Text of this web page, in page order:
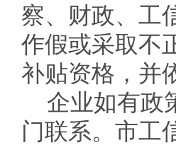
察、财政、工
作假或采取不
补贴资格，并
企业如有政
门联系。市工